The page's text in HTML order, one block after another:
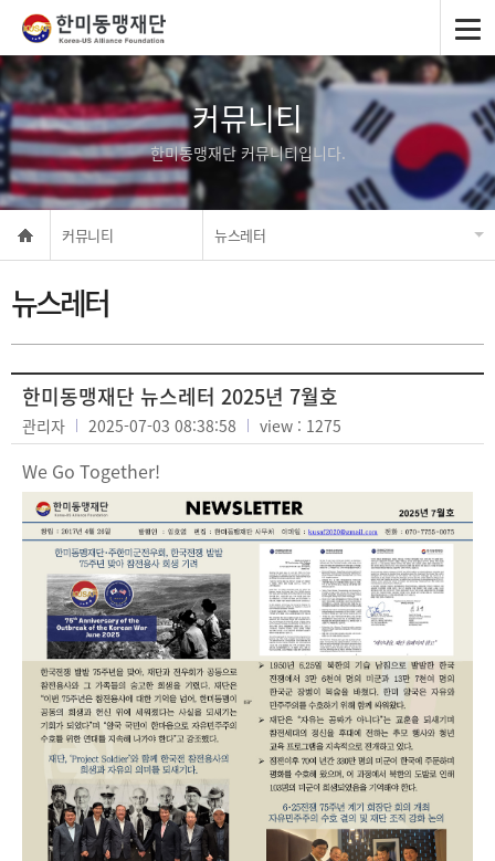
커뮤니티
한미동맹재단 커뮤니티입니다.
커뮤니티 뉴스레터
뉴스레터
한미동맹재단 뉴스레터 2025년 7월호
관리자 2025-07-03 08:38:58 view : 1275
We Go Together!